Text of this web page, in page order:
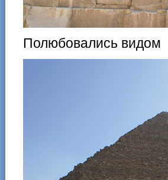
Полюбовались видом